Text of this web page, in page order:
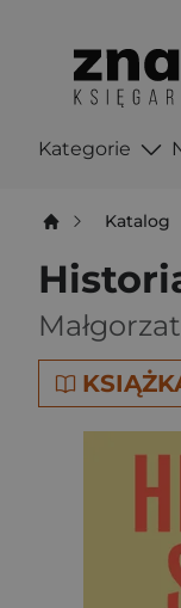
Kategorie
Katalog